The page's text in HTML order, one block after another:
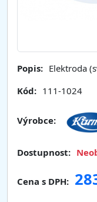
Popis: Elektroda
Kód: 111-1024
Výrobce:
Dostupnost:
Cena s DPH: